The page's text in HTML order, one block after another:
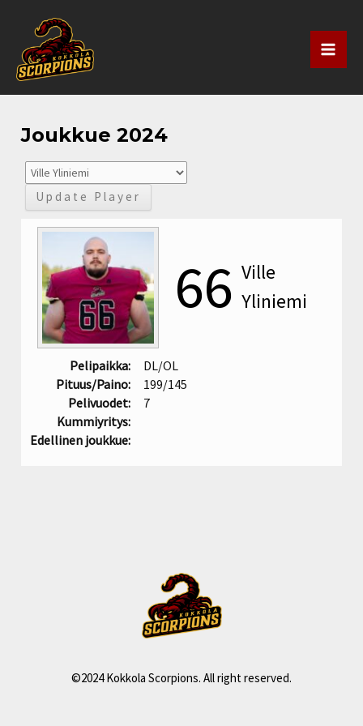
sisältöön
Joukkue 2024
66 Ville
Yliniemi
Pelipaikka:
DL/OL
Pituus/Paino:
199/145
Pelivuodet:
7
Kummiyritys:
Edellinen joukkue:
©2024 Kokkola Scorpions. All right reserved.